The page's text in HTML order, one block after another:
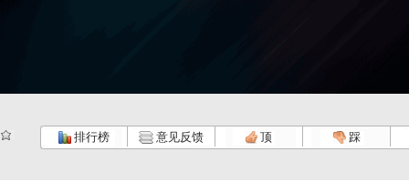
排行榜 意见反馈 顶 踩